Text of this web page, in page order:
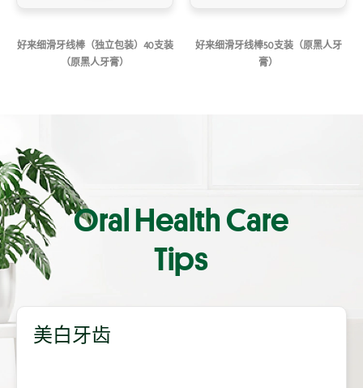
好来细滑牙线棒（独立包装）40支装
（原黑人牙膏）
好来细滑牙线棒50支装（原黑人牙
膏）
Oral Health Care
Tips
美白牙齿